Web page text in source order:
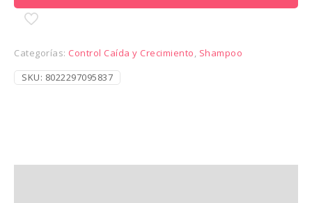
Categorías: Control Caída y Crecimiento, Shampoo
SKU: 8022297095837